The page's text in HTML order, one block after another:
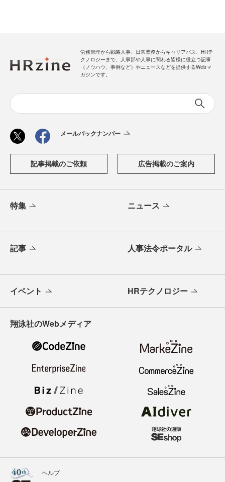
労務管理から戦略人事、日常業務からキャリアパス、HRテ
クノロジーまで、人事部や人事に関わる皆様に役立つ記事
（ノウハウ、事例など）やニュースなどを提供するWebマ
ガジンです。
メールバックナンバー
記事掲載のご依頼 広告掲載のご案内
特集 ニュース
記事 人事法令ポータル
イベント HRテクノロジー
翔泳社のWebメディア
ヘルプ